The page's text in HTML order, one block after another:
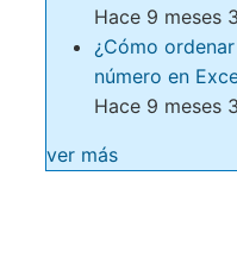
Hace 9 meses
¿Cómo
número en
Hace 9 meses
ver más